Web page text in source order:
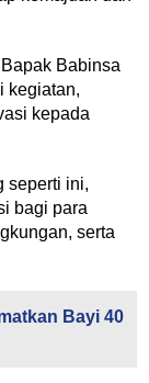
Babinsa
kegiatan,
kepada
seperti ini,
bagi para
serta
Bayi 40